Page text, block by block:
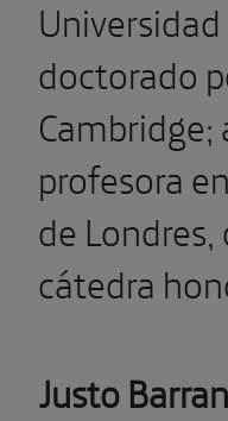
doctorado
profesora
de
cátedra
Justo